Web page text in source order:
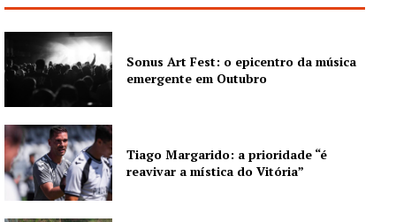
Sonus Art Fest: o epicentro da música
emergente em Outubro
Tiago Margarido: a prioridade “é
reavivar a mística do Vitória”